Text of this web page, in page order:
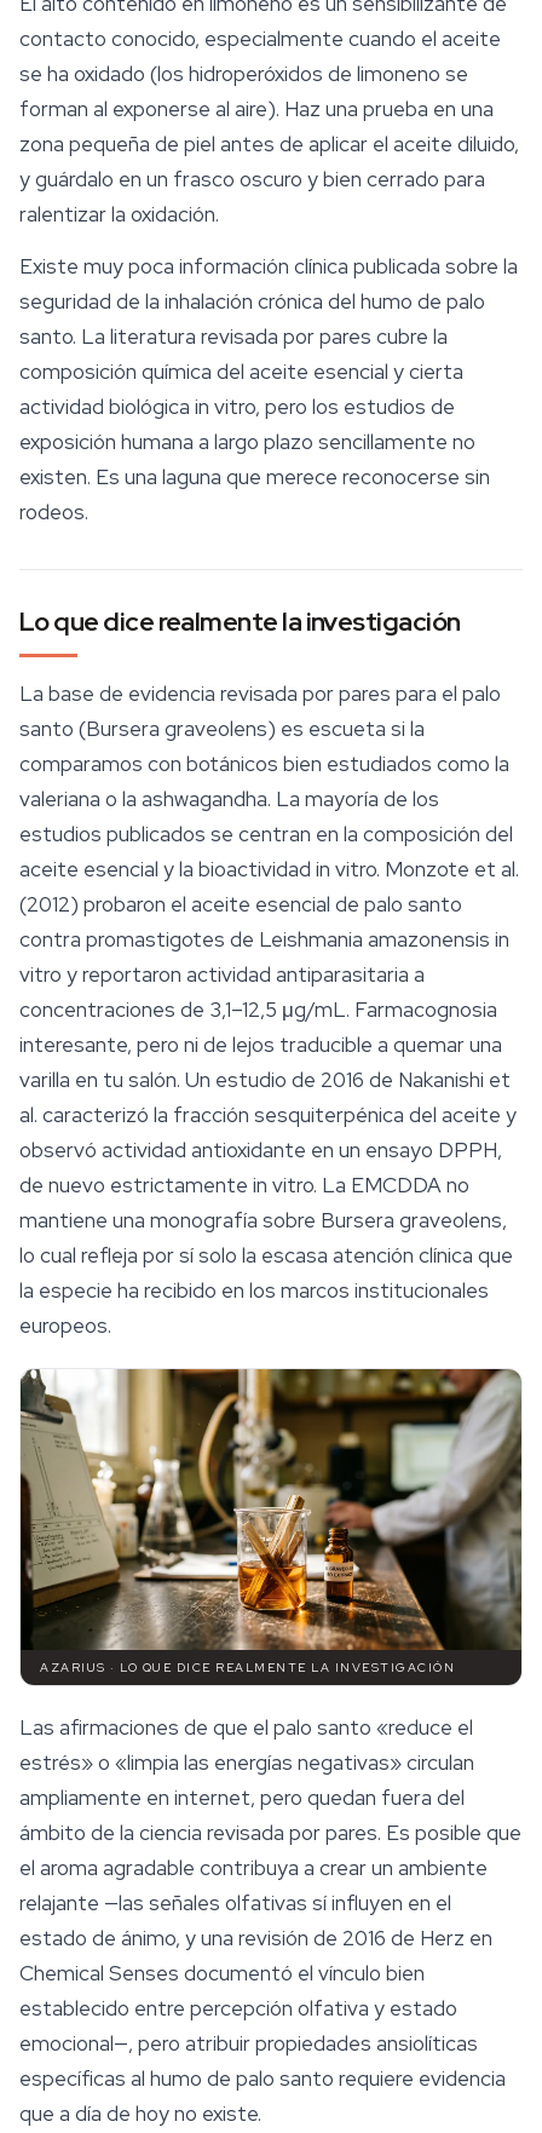
contacto conocido, especialmente cuando el aceite
se ha oxidado (los hidroperóxidos de limoneno se
forman al exponerse al aire). Haz una prueba en una
zona pequeña de piel antes de aplicar el aceite diluido,
y guárdalo en un frasco oscuro y bien cerrado para
ralentizar la oxidación.
Existe muy poca información clínica publicada sobre la
seguridad de la inhalación crónica del humo de palo
santo. La literatura revisada por pares cubre la
composición química del aceite esencial y cierta
actividad biológica in vitro, pero los estudios de
exposición humana a largo plazo sencillamente no
existen. Es una laguna que merece reconocerse sin
rodeos.
Lo que dice realmente la investigación
La base de evidencia revisada por pares para el palo
santo (Bursera graveolens) es escueta si la
comparamos con botánicos bien estudiados como la
valeriana o la ashwagandha. La mayoría de los
estudios publicados se centran en la composición del
aceite esencial y la bioactividad in vitro. Monzote et al.
(2012) probaron el aceite esencial de palo santo
contra promastigotes de Leishmania amazonensis in
vitro y reportaron actividad antiparasitaria a
concentraciones de 3,1–12,5 μg/mL. Farmacognosia
interesante, pero ni de lejos traducible a quemar una
varilla en tu salón. Un estudio de 2016 de Nakanishi et
al. caracterizó la fracción sesquiterpénica del aceite y
observó actividad antioxidante en un ensayo DPPH,
de nuevo estrictamente in vitro. La EMCDDA no
mantiene una monografía sobre Bursera graveolens,
lo cual refleja por sí solo la escasa atención clínica que
la especie ha recibido en los marcos institucionales
europeos.
AZARIUS · LO QUE DICE REALMENTE LA INVESTIGACIÓN
Las afirmaciones de que el palo santo «reduce el
estrés» o «limpia las energías negativas» circulan
ampliamente en internet, pero quedan fuera del
ámbito de la ciencia revisada por pares. Es posible que
el aroma agradable contribuya a crear un ambiente
relajante —las señales olfativas sí influyen en el
estado de ánimo, y una revisión de 2016 de Herz en
Chemical Senses documentó el vínculo bien
establecido entre percepción olfativa y estado
emocional—, pero atribuir propiedades ansiolíticas
específicas al humo de palo santo requiere evidencia
que a día de hoy no existe.